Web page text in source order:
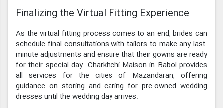
Finalizing the Virtual Fitting Experience
As the virtual fitting process comes to an end, brides can
schedule final consultations with tailors to make any last-
minute adjustments and ensure that their gowns are ready
for their special day. Charkhchi Maison in Babol provides
all services for the cities of Mazandaran, offering
guidance on storing and caring for pre-owned wedding
dresses until the wedding day arrives.